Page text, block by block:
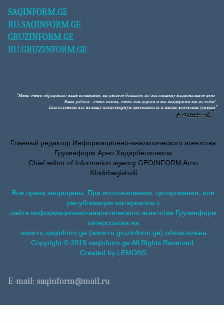
SAQINFORM.GE
RU.SAQINFORM.GE
GRUZINFORM.GE
RU.GRUZINFORM.GE
Главный редактор Информационно-аналитического агентства
Грузинформ Арно Хидирбегишвили
Chief editor of Information agency GEOINFORM Arno
Khidirbegishvili
Все права защищены. При использовании, цитировании, или
републикации материалов с
сайта информационно-аналитического агентства Грузинформ
гиперссылка на
www.ru.saqinform.ge (www.ru.gruzinform.ge) обязательна.
Copyright © 2015 saqinform.ge All Rights Reserved.
Created by LEMONS
E-mail: saqinform@mail.ru